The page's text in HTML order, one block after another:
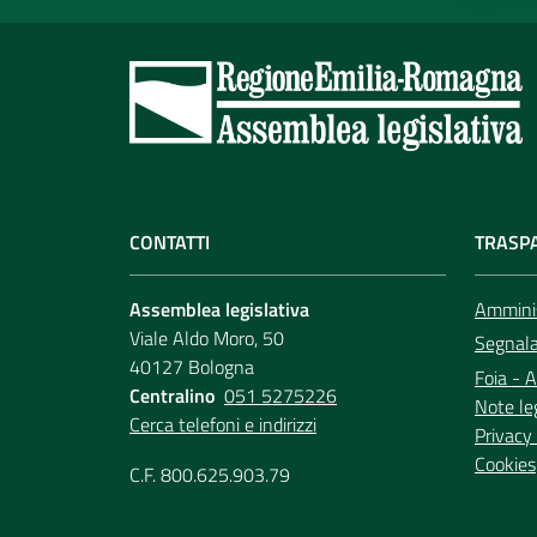
CONTATTI
Assemblea legislativa
Viale Aldo Moro, 50
40127 Bologna
Centralino 051 5275226
Cerca telefoni e indirizzi
C.F. 800.625.903.79
Foia -
Note
Cookies